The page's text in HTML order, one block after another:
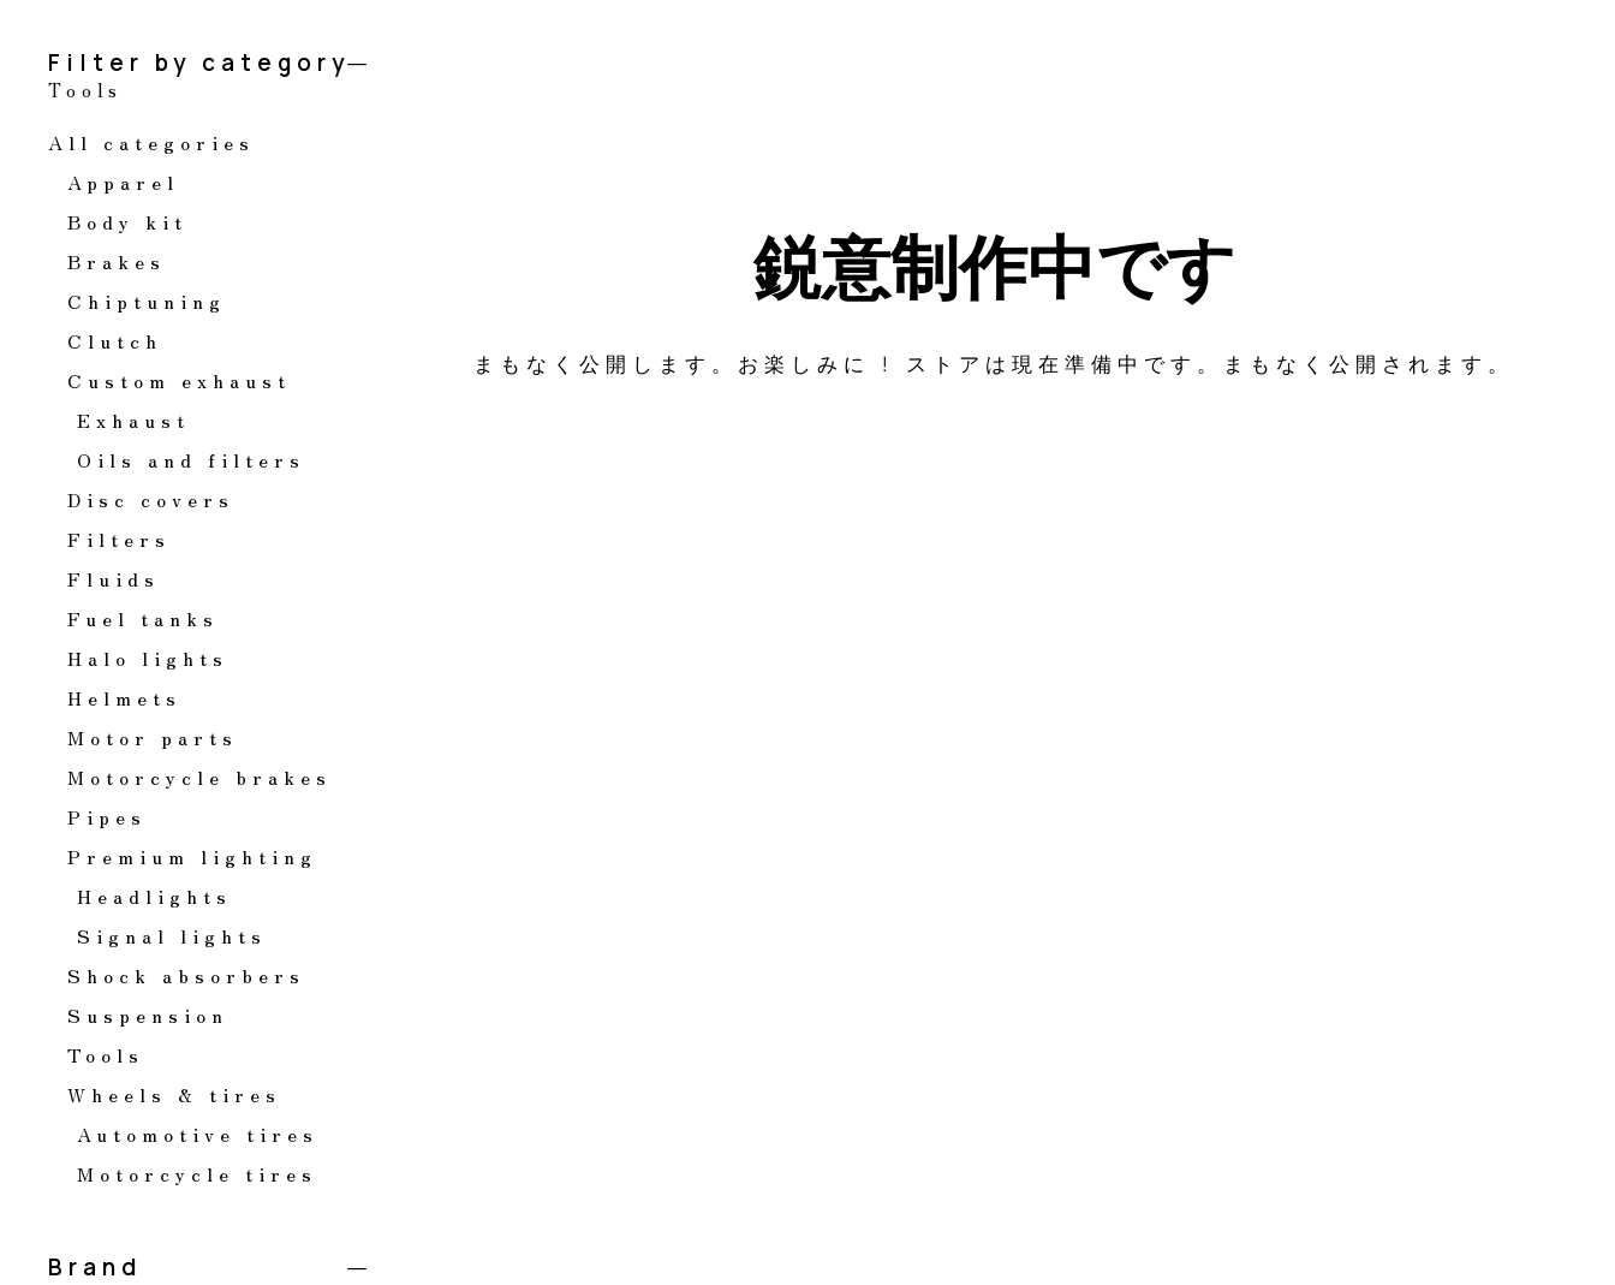
鋭意制作中です
まもなく公開します。お楽しみに ! ストアは現在準備中です。まもなく公開されます。
Filter by category
Tools
All categories
Apparel
Body kit
Brakes
Chiptuning
Clutch
Custom exhaust
Exhaust
Oils and filters
Disc covers
Filters
Fluids
Fuel tanks
Halo lights
Helmets
Motor parts
Motorcycle brakes
Pipes
Premium lighting
Headlights
Signal lights
Shock absorbers
Suspension
Tools
Wheels & tires
Automotive tires
Motorcycle tires
Brand